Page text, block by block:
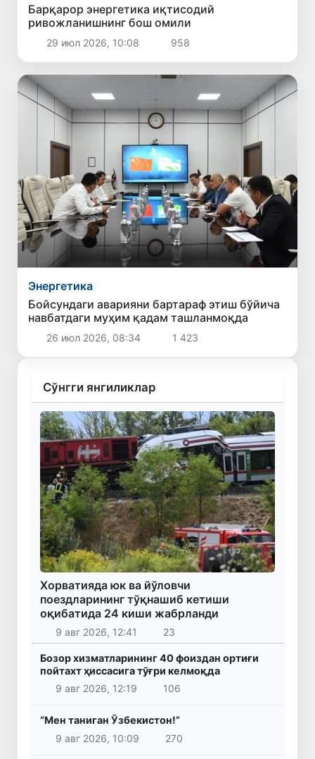
Барқарор энергетика иқтисодий
ривожланишнинг бош омили
29 июл 2026, 10:08 958
Энергетика
Бойсундаги аварияни бартараф этиш бўйича
навбатдаги муҳим қадам ташланмоқда
26 июл 2026, 08:34 1 423
Сўнгги янгиликлар
Хорватияда юк ва йўловчи
поездларининг тўқнашиб кетиши
оқибатида 24 киши жабрланди
9 авг 2026, 12:41 23
Бозор хизматларининг 40 фоиздан ортиғи
пойтахт ҳиссасига тўғри келмоқда
9 авг 2026, 12:19
106
“Мен таниган Ўзбекистон!”
9 авг 2026, 10:09
270